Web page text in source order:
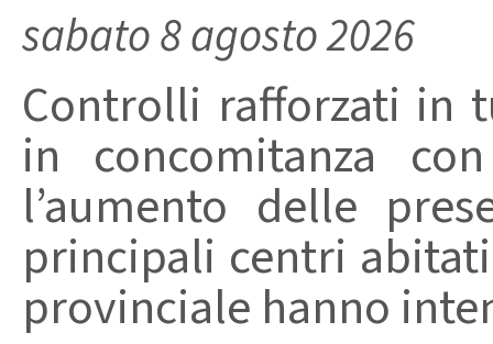
sabato 8 agosto 2026
Controlli rafforzati in
in concomitanza
l’aumento delle
principali centri
provinciale hanno